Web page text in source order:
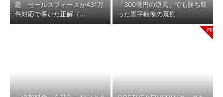
題 セールスフォースが431万
件対応で導いた正解（...
「300億円の逆風」でも勝ち取
った黒字転換の裏側